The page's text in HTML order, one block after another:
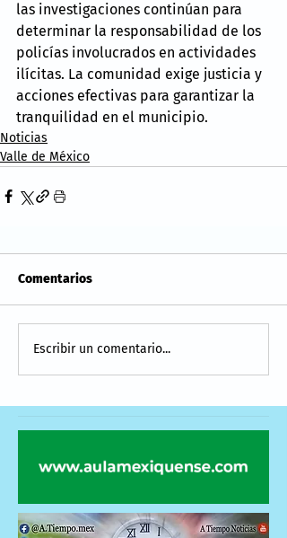
las investigaciones continúan para
determinar la responsabilidad de los
policías involucrados en actividades
ilícitas. La comunidad exige justicia y
acciones efectivas para garantizar la
tranquilidad en el municipio.
Noticias
Valle de México
Comentarios
Escribir un comentario...